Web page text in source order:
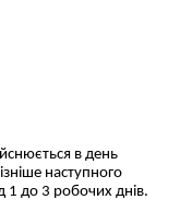
в день
наступного
1 до 3 робочих днів.